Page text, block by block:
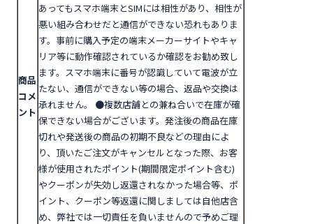
商品
コメ
ント
あってもスマホ端末とSIMには相性があり、相性が
悪い組み合わせだと通信ができない恐れもありま
す。事前に購入予定の端末メーカーサイトやキャ
リア等に動作確認されているか確認をお勧め致し
ます。スマホ端末に番号が認識していて電波が立
たない、通信ができない等の場合、返品や交換は
承れません。
●複数店舗との兼ね合いで在庫が確
保できない場合がございます。発注後の商品在庫
切れや発送後の商品の初期不良などの理由によ
り、頂いたご注文がキャンセルとなった際、お客
様が使用されたポイント(期間限定ポイント含む)
やクーポンが失効し返還されなかった場合等、ポ
イント、クーポン等返還に関しましては自他店含
め、弊社では一切責任を負いませんので予めご理